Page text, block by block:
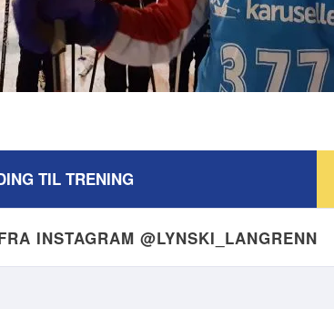
TIL TRENING
INSTAGRAM @LYNSKI_LANGRENN